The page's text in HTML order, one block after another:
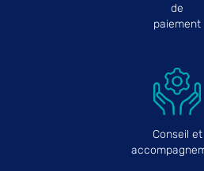
de
paiement
Conseil et